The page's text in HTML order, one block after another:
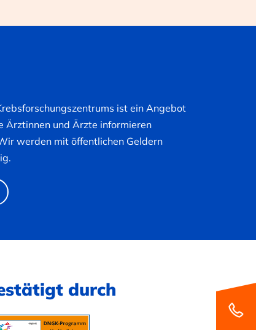
ist ein Angebot
Ärztinnen und Ärzte informieren
werden mit öffentlichen Geldern
durch